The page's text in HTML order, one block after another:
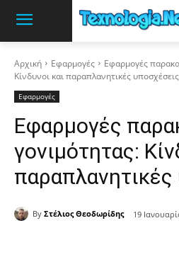
Αρχική Εφαρμογές
Εφαρμογές
Κίνδυνοι και παραπλανητικές υποσχέσεις
Εφαρμογές
Εφαρμογές
γονιμότητας:
By Στέλιος Θεοδωρίδης 19